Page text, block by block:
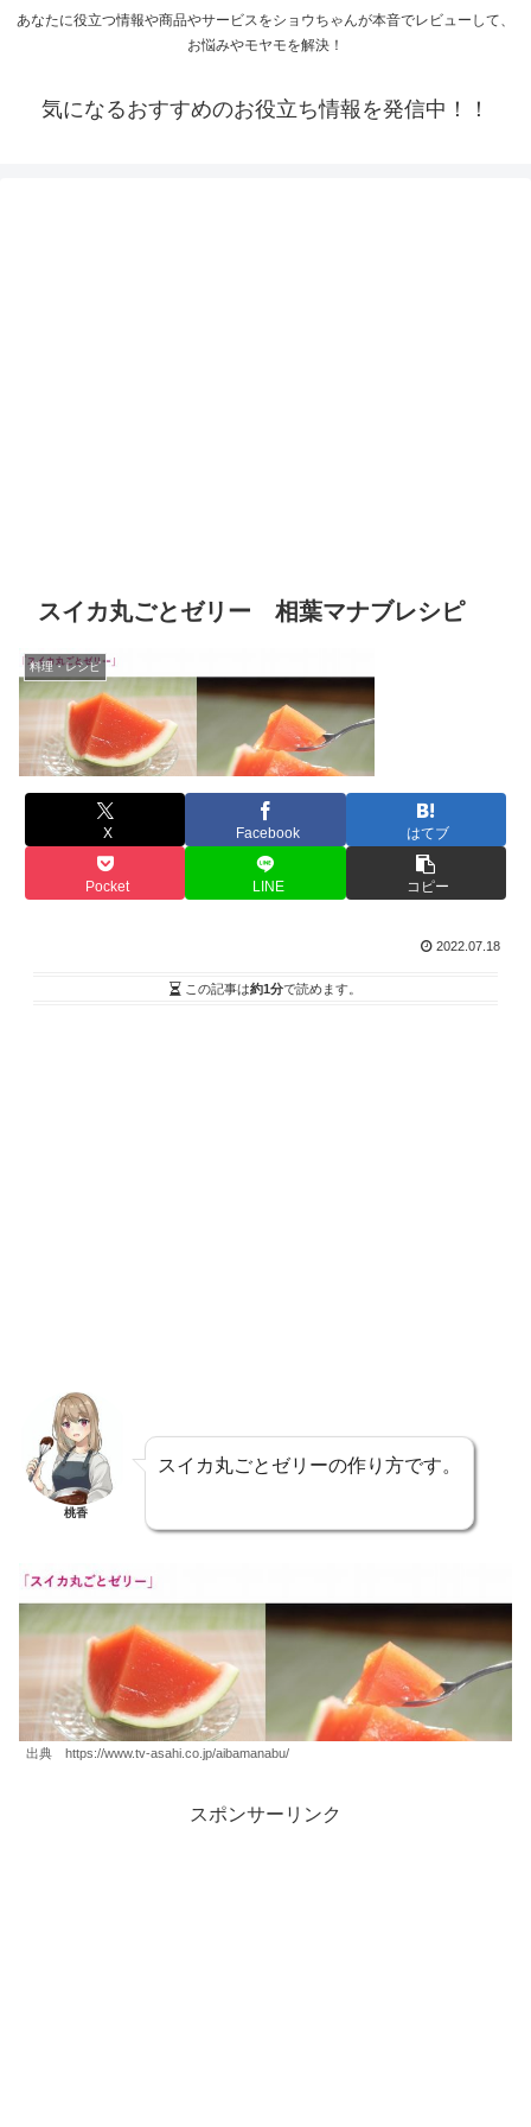
あなたに役立つ情報や商品やサービスをショウちゃんが本音でレビューして、
お悩みやモヤモを解決！
気になるおすすめのお役立ち情報を発信中！！
スイカ丸ごとゼリー 相葉マナブレシピ
料理・レシピ
X Facebook はてブ
Pocket LINE コピー
2022.07.18
この記事は約1分で読めます。
桃香
スイカ丸ごとゼリーの作り方です。
出典 https://www.tv-asahi.co.jp/aibamanabu/
スポンサーリンク